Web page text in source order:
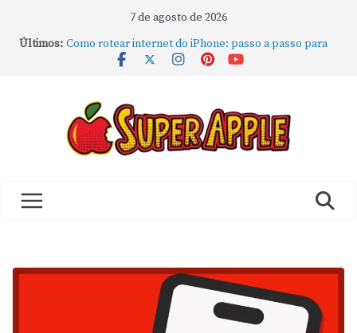
7 de agosto de 2026
Últimos: Como rotear internet do iPhone: passo a passo para
compartilhar a conexão
Como fechar rapidamente todas as janelas ou
aplicativos abertos no Mac
Como gravar tela do MacBook: passo a passo simples